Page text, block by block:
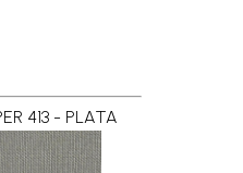
413 - PLATA